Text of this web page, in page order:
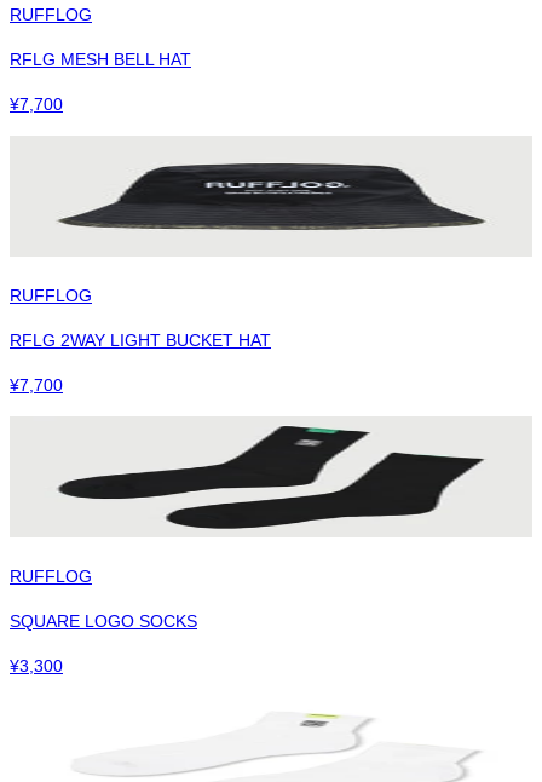
RUFFLOG
RFLG MESH BELL HAT
¥7,700
RUFFLOG
RFLG 2WAY LIGHT BUCKET HAT
¥7,700
RUFFLOG
SQUARE LOGO SOCKS
¥3,300